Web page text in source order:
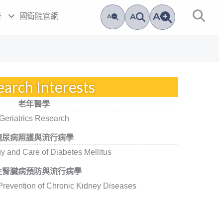
國衛院官網 A A A
Interests
老年醫學
Geriatrics Research
尿病照護與流行病學
and Care of Diabetes Mellitus
腎臟病預防與流行病學
of Chronic Kidney Diseases